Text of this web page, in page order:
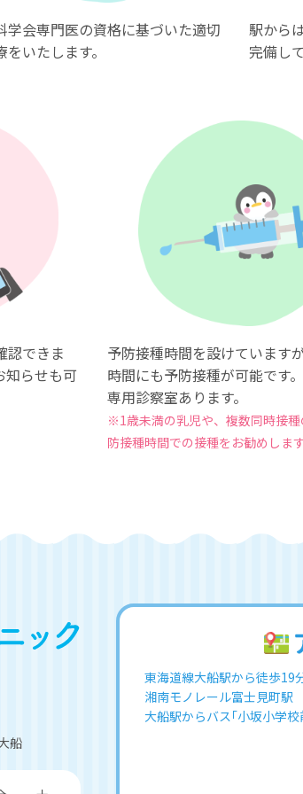
学会専門医の資格に基づいた適切
をいたします。
駅から
完備し
認できま
知らせも可
予防接種時間を設けています
時間にも予防接種が可能です
専用診察室あります。
※1歳未満の乳児や、複数同時接
防接種時間での接種をお勧めします
しみずこどもクリニック
船
東海道線大船駅から徒歩
湘南モノレール富士見町
大船駅からバス｢小坂小学